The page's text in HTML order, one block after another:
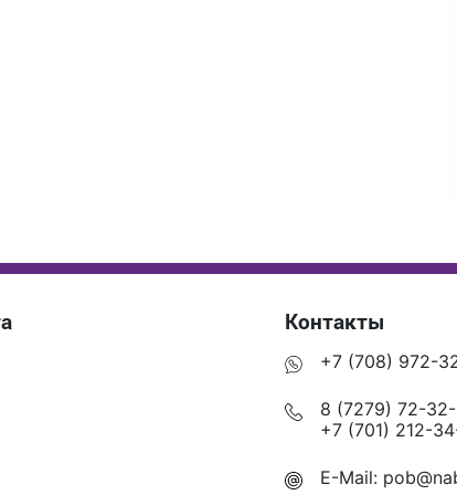
Контакты
+7 (708) 972-
8 (7279) 72-
+7 (701) 212-
E-Mail: